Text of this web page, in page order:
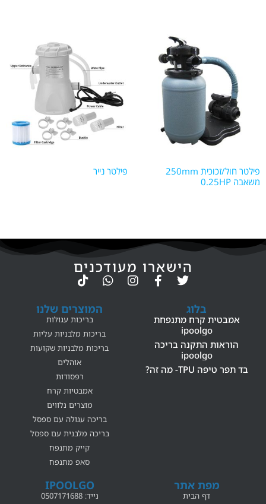
פילטר חול/זכוכית 250mm
משאבה 0.25HP
פילטר נייר
הישארו מעודכנים
בלוג
אמבטית קרח מתנפחת
ipoolgo
הוראות התקנה בריכה
ipoolgo
בד תפר טיפה TPU- מה זה?
המוצרים שלנו
בריכות עגולות
בריכות מלבניות עליות
בריכות מלבניות שקועות
אוהלים
רפסודות
אמבטיות קרח
מוצרים נלווים
בריכה עגולה עם ספסל
בריכה מלבנית עם ספסל
קייק מתנפח
סאפ מתנפח
מפת אתר
דף הבית
IPOOLGO
נייד: 0507171688